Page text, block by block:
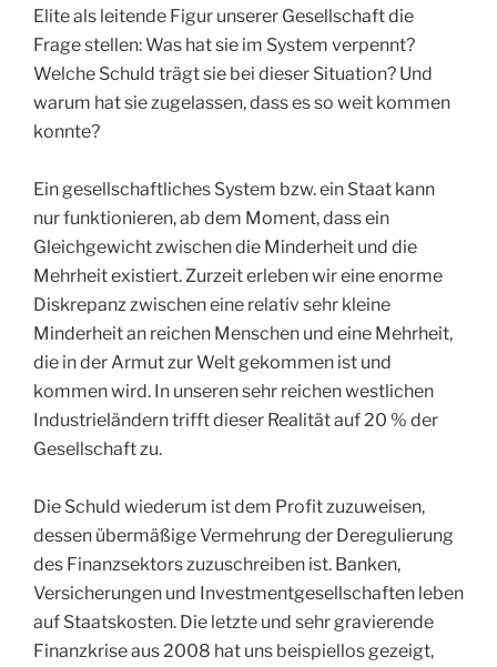
Elite als leitende Figur unserer Gesellschaft die
Frage stellen: Was hat sie im System verpennt?
Welche Schuld trägt sie bei dieser Situation? Und
warum hat sie zugelassen, dass es so weit kommen
konnte?
Ein gesellschaftliches System bzw. ein Staat kann
nur funktionieren, ab dem Moment, dass ein
Gleichgewicht zwischen die Minderheit und die
Mehrheit existiert. Zurzeit erleben wir eine enorme
Diskrepanz zwischen eine relativ sehr kleine
Minderheit an reichen Menschen und eine Mehrheit,
die in der Armut zur Welt gekommen ist und
kommen wird. In unseren sehr reichen westlichen
Industrieländern trifft dieser Realität auf 20 % der
Gesellschaft zu.
Die Schuld wiederum ist dem Profit zuzuweisen,
dessen übermäßige Vermehrung der Deregulierung
des Finanzsektors zuzuschreiben ist. Banken,
Versicherungen und Investmentgesellschaften leben
auf Staatskosten. Die letzte und sehr gravierende
Finanzkrise aus 2008 hat uns beispiellos gezeigt,